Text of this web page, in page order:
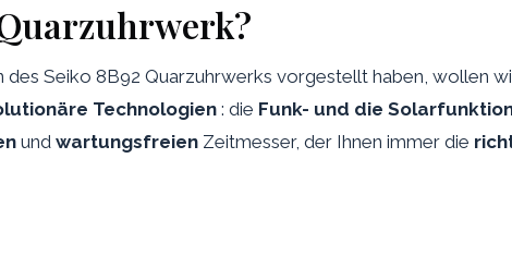
Seiko 8B92 Quarzuhrwerks vorgestellt haben, wollen
Technologien : die Funk- und die
und wartungsfreien Zeitmesser, der Ihnen immer die